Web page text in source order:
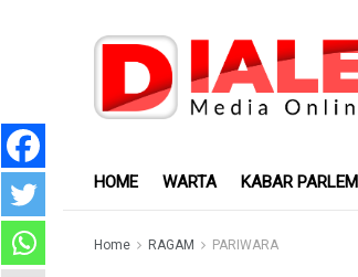
HOME WARTA KABAR
Home RAGAM PARIWARA